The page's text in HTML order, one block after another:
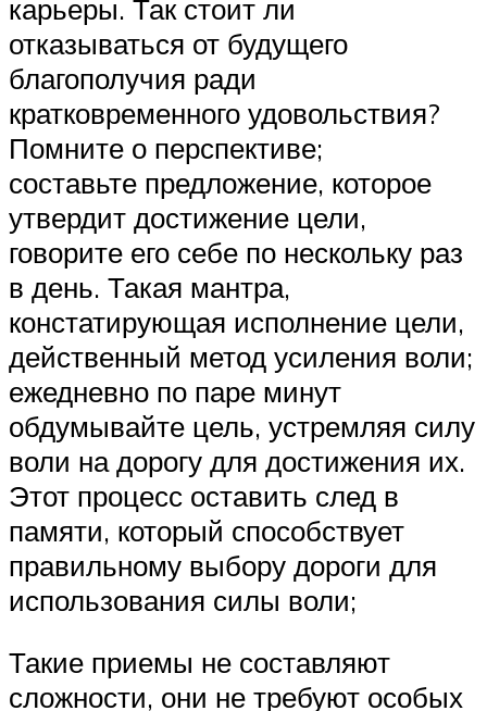
карьеры. Так стоит ли
отказываться от будущего
благополучия ради
кратковременного удовольствия?
Помните о перспективе;
составьте предложение, которое
утвердит достижение цели,
говорите его себе по нескольку раз
в день. Такая мантра,
констатирующая исполнение цели,
действенный метод усиления воли;
ежедневно по паре минут
обдумывайте цель, устремляя силу
воли на дорогу для достижения их.
Этот процесс оставить след в
памяти, который способствует
правильному выбору дороги для
использования силы воли;
Такие приемы не составляют
сложности, они не требуют особых